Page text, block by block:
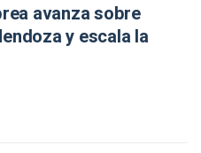
avanza sobre
y escala la